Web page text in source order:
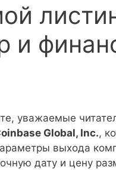
и
уважаемые
Global, Inc.,
выхода
дату и цену